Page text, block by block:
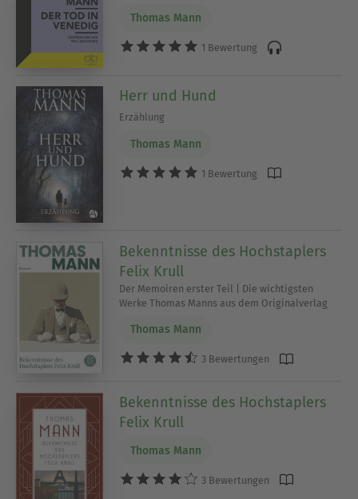
Thomas Mann
1 Bewertung
Herr und Hund
Erzählung
Thomas Mann
1 Bewertung
Bekenntnisse des Hochstaplers
Felix Krull
Der Memoiren erster Teil | Die wichtigsten
Werke Thomas Manns aus dem Originalverlag
Thomas Mann
3 Bewertungen
Bekenntnisse des Hochstaplers
Felix Krull
Thomas Mann
3 Bewertungen